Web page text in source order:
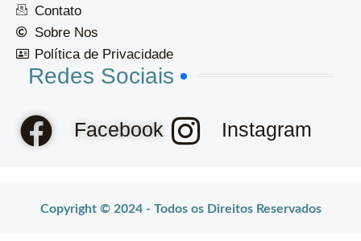
Contato
Sobre Nos
Política de Privacidade
Redes Sociais
Facebook Instagram
Copyright © 2024 - Todos os Direitos Reservados